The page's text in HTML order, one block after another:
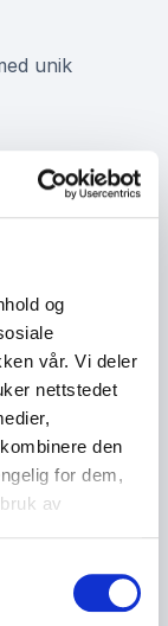
og
vår. Vi deler
nettstedet
den
for dem,
av
unik
ikke bare
operative i
og
snakker om